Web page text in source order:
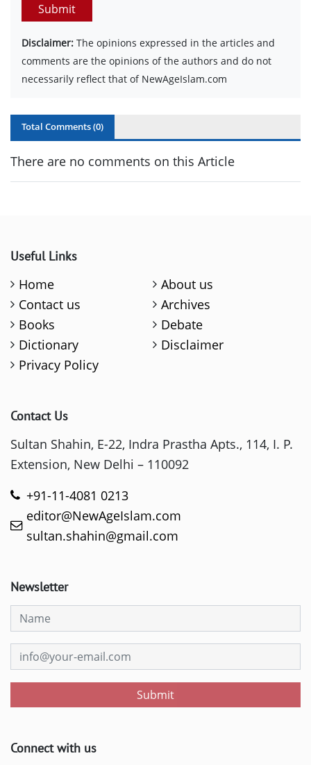
Submit
Disclaimer: The opinions expressed in the articles and
comments are the opinions of the authors and do not
necessarily reflect that of NewAgeIslam.com
Total Comments (0)
There are no comments on this Article
Useful Links
Home
About us
Contact us
Archives
Books
Debate
Dictionary
Disclaimer
Privacy Policy
Contact Us
Sultan Shahin, E-22, Indra Prastha Apts., 114, I. P.
Extension, New Delhi – 110092
+91-11-4081 0213
editor@NewAgeIslam.com
sultan.shahin@gmail.com
Newsletter
Submit
Connect with us